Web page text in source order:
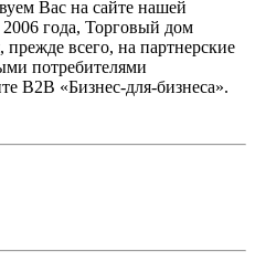
Вас на сайте нашей
года, Торговый дом
прежде всего, на партнерские
потребителями
B2B «Бизнес-для-бизнеса».